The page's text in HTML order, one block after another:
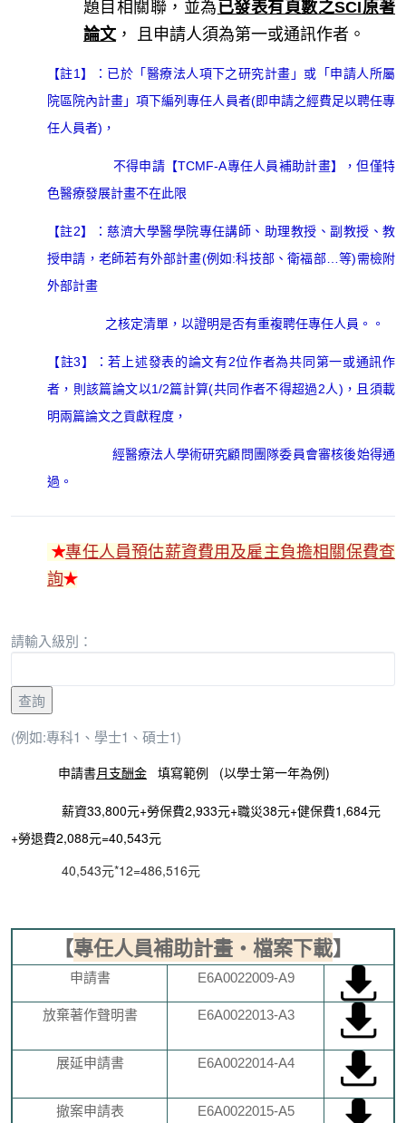
題目相關聯，並為 已發表有頁數之SCI原著
論文， 且申請人須為第一或通訊作者。
【註1】： 已於「醫療法人項下之研究計畫」或「申請人所屬
院區院內計畫」項下編列專任人員者(即申請之經費足以聘任專
任人員者)，
不得申請【TCMF-A專任人員補助計畫】，但僅特
色醫療發展計畫不在此限
【註2】：慈濟大學醫學院專任講師、助理教授、副教授、教
授申請，老師若有外部計畫(例如:科技部、衛福部…等)需檢附
外部計畫
之核定清單，以證明是否有重複聘任專任人員。 。
【註3】：若上述發表的論文有2位作者為共同第一或通訊作
者，則該篇論文以1/2篇計算(共同作者不得超過2人)，且須載
明兩篇論文之貢獻程度，
經醫療法人學術研究顧問團隊委員會審核後始得通
過。
✭專任人員預估薪資費用及雇主負擔相關保費查
詢✭
請輸入級別：
(例如:專科1、學士1、碩士1)
申請書月支酬金 填寫範例 (以學士第一年為例)
薪資33,800元+勞保費2,933元+職災38元+健保費1,684元
+勞退費2,088元=40,543元
40,543元*12=486,516元
【專任人員補助計畫‧檔案下載】
申請書 E6A0022009-A9
放棄著作聲明書 E6A0022013-A3
展延申請書 E6A0022014-A4
撤案申請表 E6A0022015-A5